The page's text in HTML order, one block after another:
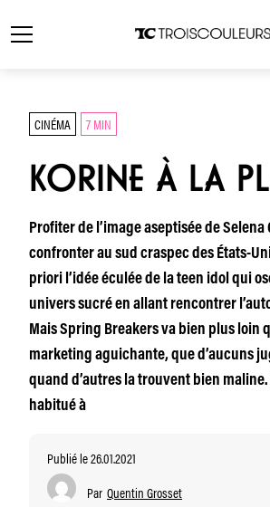
CINÉMA 7 MIN
KORINE À LA
Profiter de l’image aseptisée de Selena
confronter au sud craspec des États-
priori l’idée éculée de la teen idol qui
univers sucré en allant rencontrer
Mais Spring Breakers va bien plus loin
marketing aguichante, que d’aucuns
quand d’autres la trouvent bien
habitué à
Publié le 26.01.2021
Par Quentin Grosset